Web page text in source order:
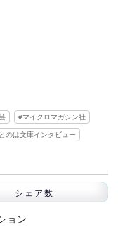
マイクロマガジン社
のは文庫インタビュー
シェア数
ョン